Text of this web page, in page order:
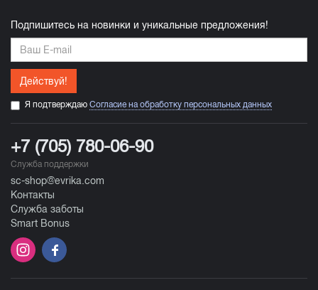
Подпишитесь на новинки и уникальные предложения!
Действуй!
Я подтверждаю Согласие на обработку персональных данных
+7 (705) 780-06-90
Служба поддержки
sc-shop@evrika.com
Контакты
Служба заботы
Smart Bonus